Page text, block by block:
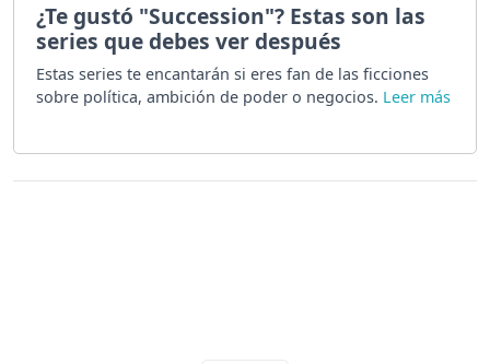
¿Te gustó "Succession"? Estas son las
series que debes ver después
Estas series te encantarán si eres fan de las ficciones
sobre política, ambición de poder o negocios.